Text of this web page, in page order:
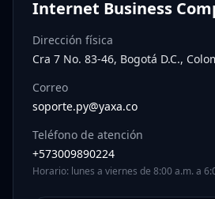
Internet Business
Dirección física
Cra 7 No. 83-46, Bogotá D.C.,
Correo
soporte.py@yaxa.co
Teléfono de atención
+573009890224
Horario: lunes a viernes de 8:00 a.m. a